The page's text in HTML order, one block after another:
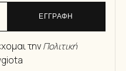
ΕΓΓΡΑΦΗ
τηνΠολιτική